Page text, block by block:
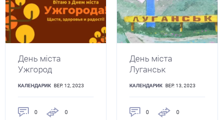
День міста
Ужгород
КАЛЕНДАРИК ВЕР. 12, 2023
0 0
День міста
Луганськ
КАЛЕНДАРИК ВЕР. 13, 2023
0 0